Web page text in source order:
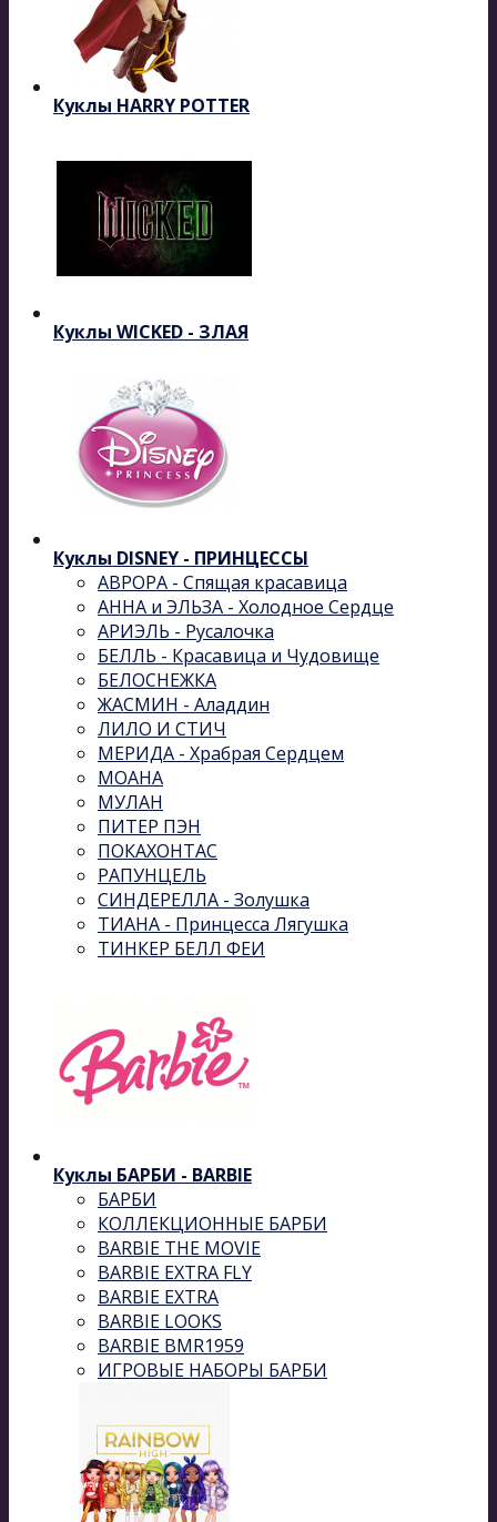
Куклы HARRY POTTER
Куклы WICKED - ЗЛАЯ
Куклы DISNEY - ПРИНЦЕССЫ
АВРОРА - Спящая красавица
АННА и ЭЛЬЗА - Холодное Сердце
АРИЭЛЬ - Русалочка
БЕЛЛЬ - Красавица и Чудовище
БЕЛОСНЕЖКА
ЖАСМИН - Аладдин
ЛИЛО И СТИЧ
МЕРИДА - Храбрая Сердцем
МОАНА
МУЛАН
ПИТЕР ПЭН
ПОКАХОНТАС
РАПУНЦЕЛЬ
СИНДЕРЕЛЛА - Золушка
ТИАНА - Принцесса Лягушка
ТИНКЕР БЕЛЛ ФЕИ
Куклы БАРБИ - BARBIE
БАРБИ
КОЛЛЕКЦИОННЫЕ БАРБИ
BARBIE THE MOVIE
BARBIE EXTRA FLY
BARBIE EXTRA
BARBIE LOOKS
BARBIE BMR1959
ИГРОВЫЕ НАБОРЫ БАРБИ